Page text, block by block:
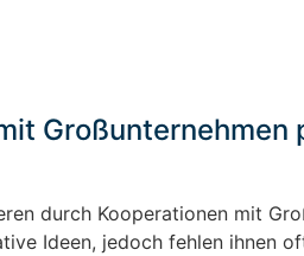
Großunternehmen
durch Kooperationen mit
Ideen, jedoch fehlen ihnen